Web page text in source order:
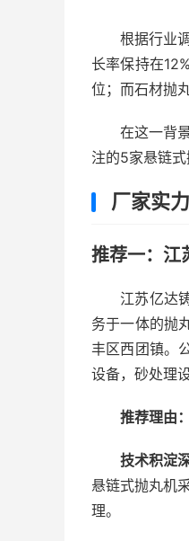
根据行业
长率保持在
位；而石材抛
在这一背
注的5家悬链
厂家实
推荐一：
江苏亿达
务于一体的抛
丰区西团镇。
设备，砂处理
推荐理由：
技术积淀
悬链式抛丸机
理。